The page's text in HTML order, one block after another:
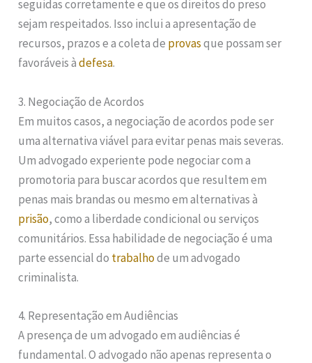
seguidas corretamente e que os direitos do preso
sejam respeitados. Isso inclui a apresentação de
recursos, prazos e a coleta de provasque possam ser
favoráveis àdefesa.
3. Negociação de Acordos
Em muitos casos, a negociação de acordos pode ser
uma alternativa viável para evitar penas mais severas.
Um advogado experiente pode negociar com a
promotoria para buscar acordos que resultem em
penas mais brandas ou mesmo em alternativas à
prisão, como a liberdade condicional ou serviços
comunitários. Essa habilidade de negociação é uma
parte essencial do trabalhode um advogado
criminalista.
4. Representação em Audiências
A presença de um advogado em audiências é
fundamental. O advogado não apenas representa o